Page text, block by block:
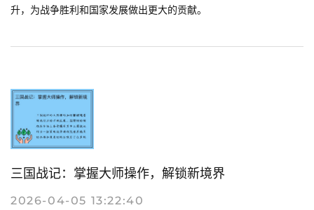
升，为战争胜利和国家发展做出更大的贡献。
三国战记：掌握大师操作，解锁新境界
2026-04-05 13:22:40